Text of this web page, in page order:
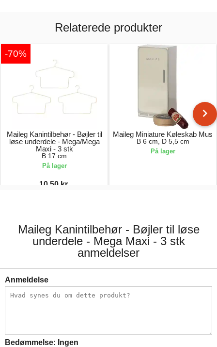
Relaterede produkter
-70%
Maileg Kanintilbehør - Bøjler til
løse underdele - Mega/Mega
Maxi - 3 stk
B 17 cm
På lager
10,50 kr.
Maileg Miniature Køleskab Mus
B 6 cm, D 5,5 cm
På lager
Maileg Kanintilbehør - Bøjler til løse
underdele - Mega Maxi - 3 stk
anmeldelser
Anmeldelse
Bedømmelse: Ingen